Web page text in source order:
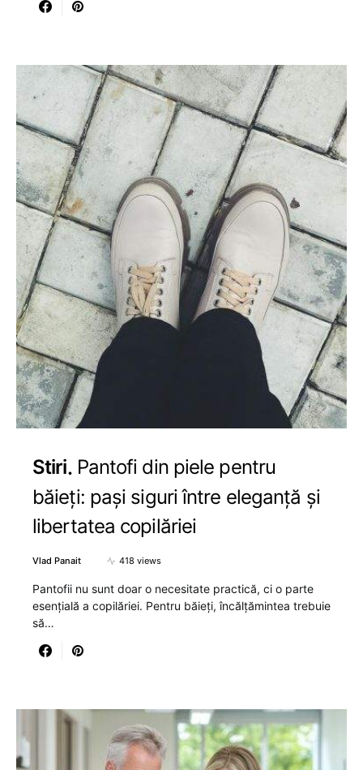
Stiri Pantofi din piele pentru
băieți: pași siguri între eleganță și
libertatea copilăriei
Vlad Panait 418 views
Pantofii nu sunt doar o necesitate practică, ci o parte
esențială a copilăriei. Pentru băieți, încălțămintea trebuie
să…